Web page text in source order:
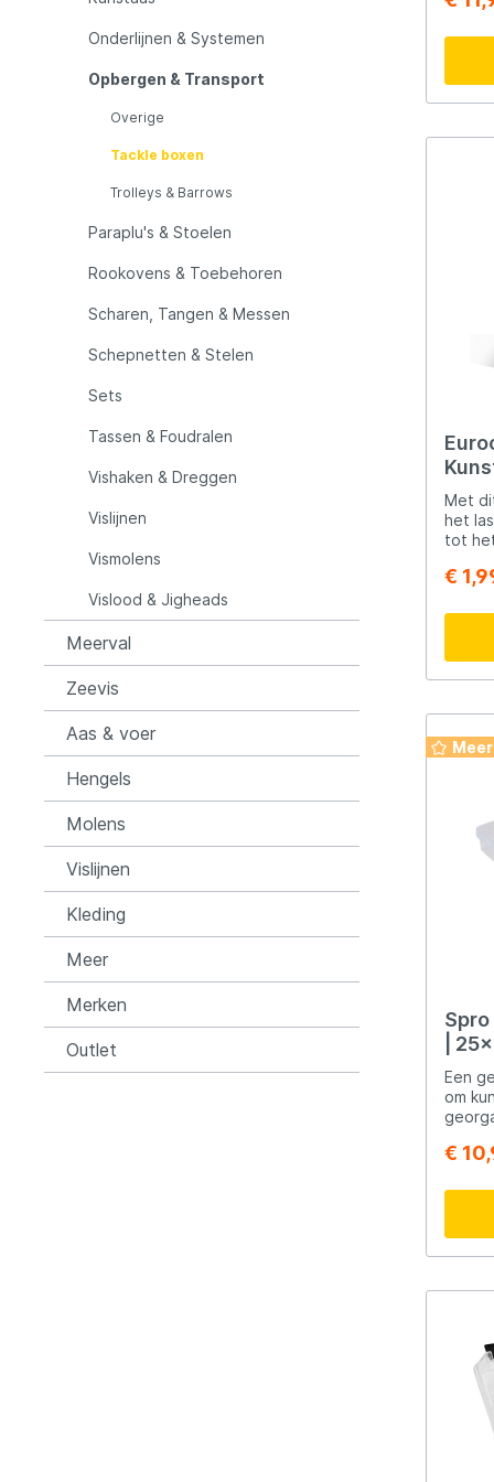
Mainline
Muck
Ondex Spinners
Plano
Raymarine Rapala
Rozemijer Salmo
Senshu
Spiderwire Spro
Team Deep Sea Traxis
Viper
Yuki
Onderlijnen & Systemen
Opbergen & Transport
Overige
Tackle boxen
Trolleys & Barrows
Paraplu's & Stoelen
Rookovens & Toebehoren
Scharen, Tangen & Messen
Schepnetten & Stelen
Sets
Tassen & Foudralen
Vishaken & Dreggen
Vislijnen
Vismolens
Vislood & Jigheads
Meerval
Zeevis
Aas & voer
Hengels
Molens
Vislijnen
Kleding
Meer
Merken
Outlet
biedt
op de
UV-
en
blijft,
voor
twee
2st
Met
het
tot
waar
van je
kan!
€
|
Een
om
€